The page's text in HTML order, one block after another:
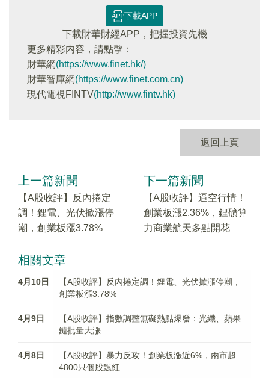
下載APP
下載財華財經APP，把握投資先機
更多精彩内容，請點擊：
財華網(https://www.finet.hk/)
財華智庫網(https://www.finet.com.cn)
現代電視FINTV(http://www.fintv.hk)
返回上頁
上一篇新聞
【A股收評】反內捲定
調！鋰電、光伏掀漲停
潮，創業板漲3.78%
下一篇新聞
【A股收評】逼空行情！
創業板漲2.36%，鋰礦算
力商業航天多點開花
相關文章
4月10日
【A股收評】反內捲定調！鋰電、光伏掀漲停潮，
創業板漲3.78%
4月9日
【A股收評】指數調整無礙熱點爆發：光纖、蘋果
鏈批量大漲
4月8日
【A股收評】暴力反攻！創業板漲近6%，兩市超
4800只個股飄紅